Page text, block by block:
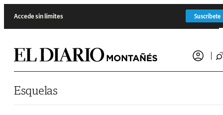
Accede sin límites Suscríbete
Esquelas